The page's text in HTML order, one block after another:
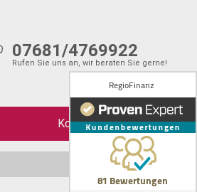
07681/4769922
Rufen Sie uns an, wir beraten Sie gerne!
Kontakt